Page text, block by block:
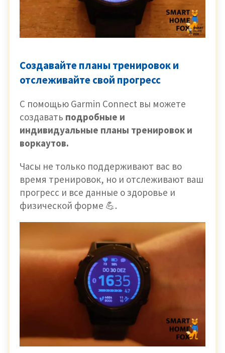
Создавайте планы тренировок и
отслеживайте свой прогресс
С помощью Garmin Connect вы можете
создавать подробные и
индивидуальные планы тренировок и
воркаутов.
Часы не только поддерживают вас во
время тренировок, но и отслеживают ваш
прогресс и все данные о здоровье и
физической форме 💪.